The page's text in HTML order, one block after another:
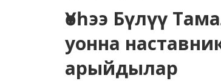
Үөһээ Бүлүү
уонна
арыйдылар